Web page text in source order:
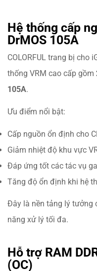
Hệ thống cấp
DrMOS 105A
COLORFUL trang bị cho
thống VRM cao cấp gồm
105A.
Ưu điểm nổi bật:
Cấp nguồn ổn định cho
Giảm nhiệt độ khu vực
Đáp ứng tốt các tác vụ
Tăng độ ổn định khi hệ
Đây là nền tảng lý tưởng
năng xử lý tối đa.
Hỗ trợ RAM
(OC)